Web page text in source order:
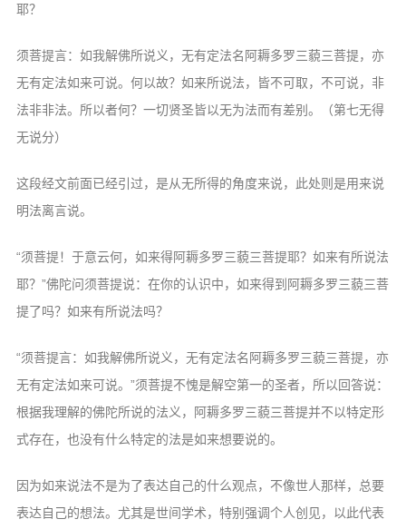
耶？
须菩提言：如我解佛所说义，无有定法名阿耨多罗三藐三菩提，亦
无有定法如来可说。何以故？如来所说法，皆不可取，不可说，非
法非非法。所以者何？一切贤圣皆以无为法而有差别。（第七无得
无说分）
这段经文前面已经引过，是从无所得的角度来说，此处则是用来说
明法离言说。
“须菩提！于意云何，如来得阿耨多罗三藐三菩提耶？如来有所说法
耶？”佛陀问须菩提说：在你的认识中，如来得到阿耨多罗三藐三菩
提了吗？如来有所说法吗？
“须菩提言：如我解佛所说义，无有定法名阿耨多罗三藐三菩提，亦
无有定法如来可说。”须菩提不愧是解空第一的圣者，所以回答说：
根据我理解的佛陀所说的法义，
阿耨多罗三藐三菩提并不以特定形
式存在， 也没有什么特定的法是如来想要说的。
因为如来说法不是为了表达自己的什么观点，不像世人那样，总要
表达自己的想法。 尤其是世间学术，特别强调个人创见，以此代表